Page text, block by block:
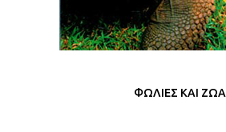
ΦΩΛΙΕΣ ΚΑΙ ΖΩΑ